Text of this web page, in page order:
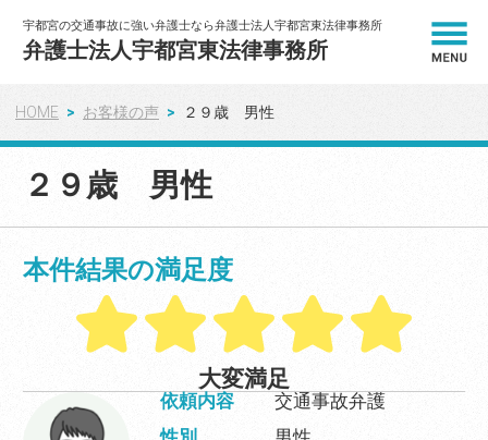
宇都宮の交通事故に強い弁護士なら弁護士法人宇都宮東法律事務所
弁護士法人宇都宮東法律事務所
HOME
解決事例
弁護士費用
HOME お客様の声 ２９歳 男性
２９歳 男性
本件結果の満足度
大変満足
依頼内容
交通事故弁護